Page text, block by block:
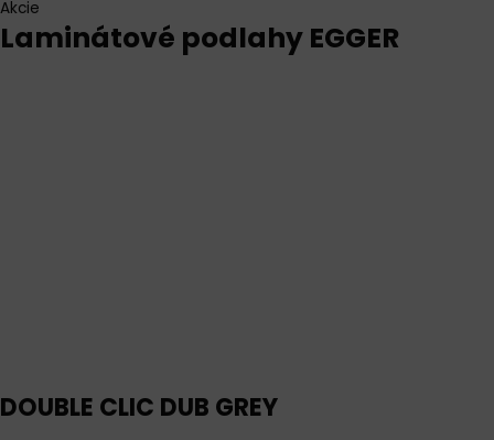
Akcie
Laminátové podlahy EGGER
DOUBLE CLIC DUB GREY